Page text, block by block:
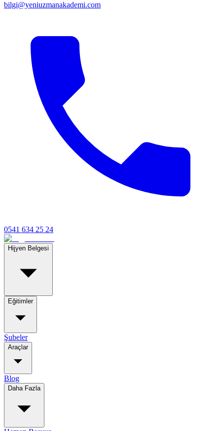
bilgi@yeniuzmanakademi.com
0541 634 25 24
Hijyen Belgesi
Eğitimler
Şubeler
Araçlar
Blog
Daha Fazla